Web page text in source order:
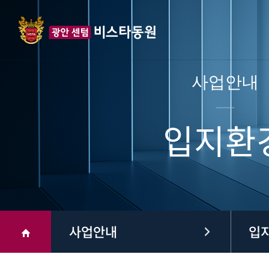
사업안내
입지환
사업안내 입